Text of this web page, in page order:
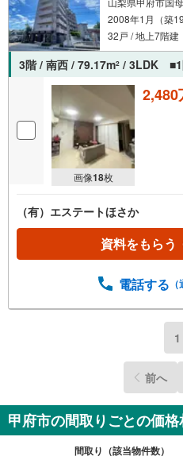
2008年1月（築19
32戸 / 地上7階建
3階 / 南西 / 79.17m2 / 3LDK ■1階:洋室
画像18枚
2,480
（有）エステートほさか
資料をもらう
電話する
1
前へ
甲府市の間取りごとの価
間取り（該当物件数）